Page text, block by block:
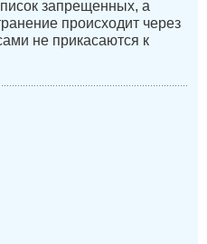
запрещенных, а
происходит через
не прикасаются к